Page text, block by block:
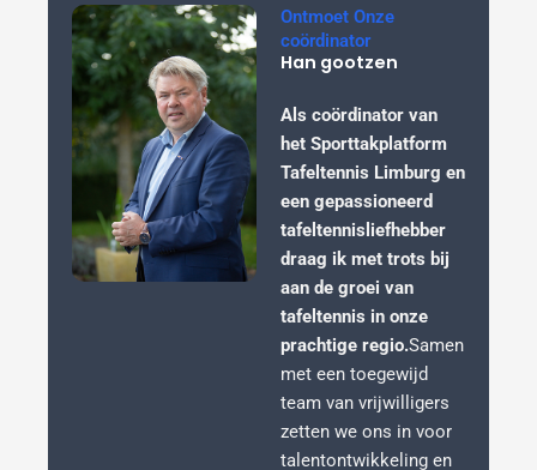
Ontmoet Onze
coördinator
Han gootzen
Als coördinator van
het Sporttakplatform
Tafeltennis Limburg en
een gepassioneerd
tafeltennisliefhebber
draag ik met trots bij
aan de groei van
tafeltennis in onze
prachtige regio.Samen
met een toegewijd
team van vrijwilligers
zetten we ons in voor
talentontwikkeling en